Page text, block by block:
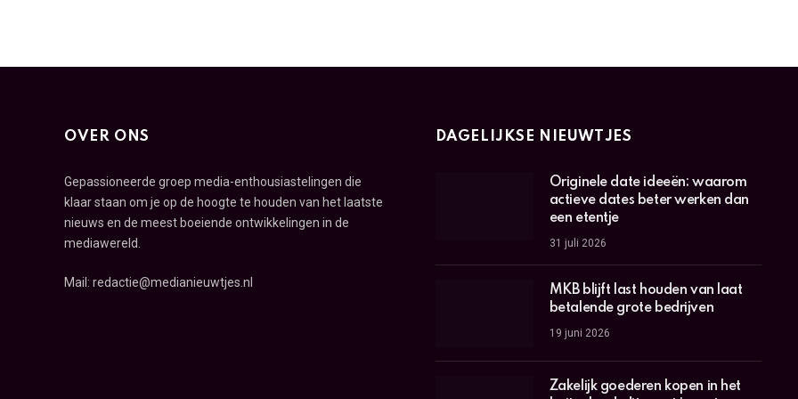
OVER ONS
Gepassioneerde groep media-enthousiastelingen die
klaar staan om je op de hoogte te houden van het laatste
nieuws en de meest boeiende ontwikkelingen in de
mediawereld.
Mail: redactie@medianieuwtjes.nl
DAGELIJKSE NIEUWTJES
Originele date ideeën: waarom
actieve dates beter werken dan
een etentje
31 juli 2026
MKB blijft last houden van laat
betalende grote bedrijven
19 juni 2026
Zakelijk goederen kopen in het